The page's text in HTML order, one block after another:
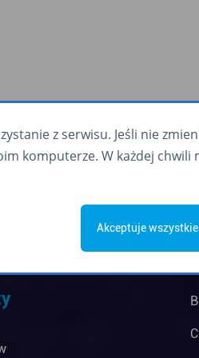
monitor wewnętrzny
z serwisu. Jeśli nie
komputerze. W każdej chwili
Akceptuje wszystkie